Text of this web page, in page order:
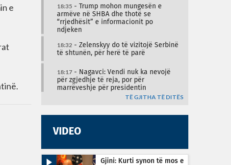
e
18:35 - Trump mohon mungesën e
armëve në SHBA dhe thotë se
“rrjedhësit” e informacionit po
ndjeken
18:32 - Zelenskyy do të vizitojë Serbinë
të shtunën, për herë të parë
18:17 - Nagavci: Vendi nuk ka nevojë
për zgjedhje të reja, por për
marrëveshje për presidentin
TË GJITHA TË DITËS
VIDEO
Gjini: Kurti synon të mos e